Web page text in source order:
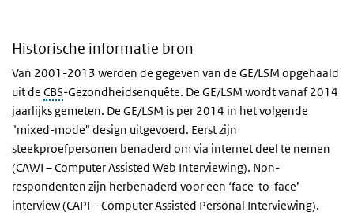
Historische informatie bron
Van 2001-2013 werden de gegeven van de GE/LSM opgehaald
uit de CBS-Gezondheidsenquête. De GE/LSM wordt vanaf 2014
jaarlijks gemeten. De GE/LSM is per 2014 in het volgende
"mixed-mode" design uitgevoerd. Eerst zijn
steekproefpersonen benaderd om via internet deel te nemen
(CAWI – Computer Assisted Web Interviewing). Non-
respondenten zijn herbenaderd voor een ‘face-to-face’
interview (CAPI – Computer Assisted Personal Interviewing).